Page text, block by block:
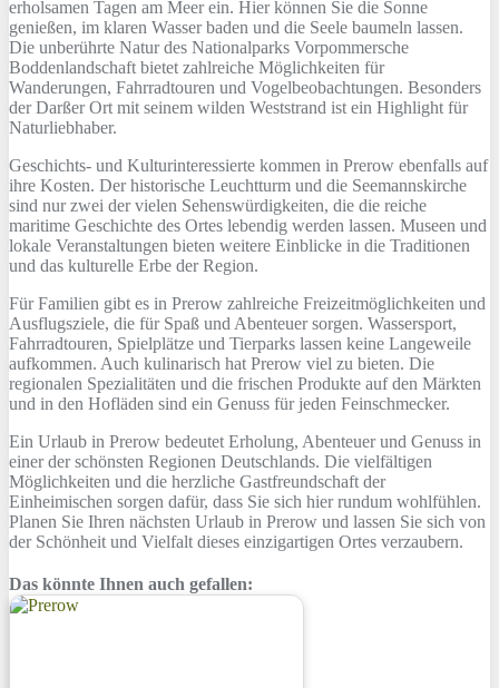
erholsamen Tagen am Meer ein. Hier können Sie die Sonne
genießen, im klaren Wasser baden und die Seele baumeln lassen.
Die unberührte Natur des Nationalparks Vorpommersche
Boddenlandschaft bietet zahlreiche Möglichkeiten für
Wanderungen, Fahrradtouren und Vogelbeobachtungen. Besonders
der Darßer Ort mit seinem wilden Weststrand ist ein Highlight für
Naturliebhaber.
Geschichts- und Kulturinteressierte kommen in Prerow ebenfalls auf
ihre Kosten. Der historische Leuchtturm und die Seemannskirche
sind nur zwei der vielen Sehenswürdigkeiten, die die reiche
maritime Geschichte des Ortes lebendig werden lassen. Museen und
lokale Veranstaltungen bieten weitere Einblicke in die Traditionen
und das kulturelle Erbe der Region.
Für Familien gibt es in Prerow zahlreiche Freizeitmöglichkeiten und
Ausflugsziele, die für Spaß und Abenteuer sorgen. Wassersport,
Fahrradtouren, Spielplätze und Tierparks lassen keine Langeweile
aufkommen. Auch kulinarisch hat Prerow viel zu bieten. Die
regionalen Spezialitäten und die frischen Produkte auf den Märkten
und in den Hofläden sind ein Genuss für jeden Feinschmecker.
Ein Urlaub in Prerow bedeutet Erholung, Abenteuer und Genuss in
einer der schönsten Regionen Deutschlands. Die vielfältigen
Möglichkeiten und die herzliche Gastfreundschaft der
Einheimischen sorgen dafür, dass Sie sich hier rundum wohlfühlen.
Planen Sie Ihren nächsten Urlaub in Prerow und lassen Sie sich von
der Schönheit und Vielfalt dieses einzigartigen Ortes verzaubern.
Das könnte Ihnen auch gefallen: